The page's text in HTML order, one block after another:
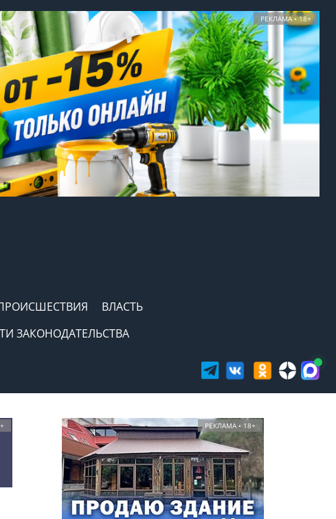
РЕКЛАМА • 18+
ВЛАСТЬ
ЗАКОНОДАТЕЛЬСТВА
РЕКЛАМА • 18+